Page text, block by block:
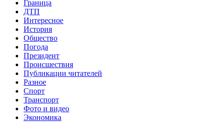
Граница
ДТП
Интересное
История
Общество
Погода
Президент
Происшествия
Публикации читателей
Разное
Спорт
Транспорт
Фото и видео
Экономика